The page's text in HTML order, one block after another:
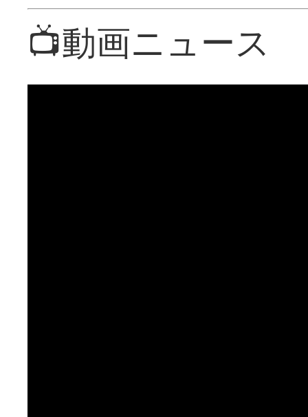
📺動画ニュース